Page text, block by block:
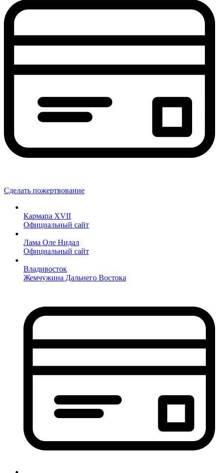
Сделать пожертвование
Кармапа XVII
Официальный сайт
Лама Оле Нидал
Официальный сайт
Владивосток
Жемчужина Дальнего Востока